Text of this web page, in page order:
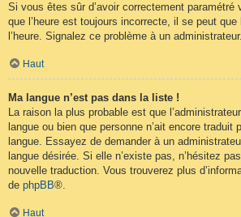
Si vous êtes sûr d’avoir correctement paramétré
que l’heure est toujours incorrecte, il se peut
l’heure. Signalez ce problème à un administrateur.
Haut
Ma langue n’est pas dans la liste !
La raison la plus probable est que
langue ou bien que personne n’ait encore traduit
langue. Essayez de demander à un
langue désirée. Si elle n’existe pas, n’hésitez
nouvelle traduction. Vous trouverez plus
de phpBB®.
Haut